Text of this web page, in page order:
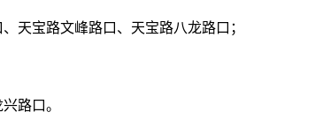
天宝路文峰路口、天宝路八龙路口；
路口。